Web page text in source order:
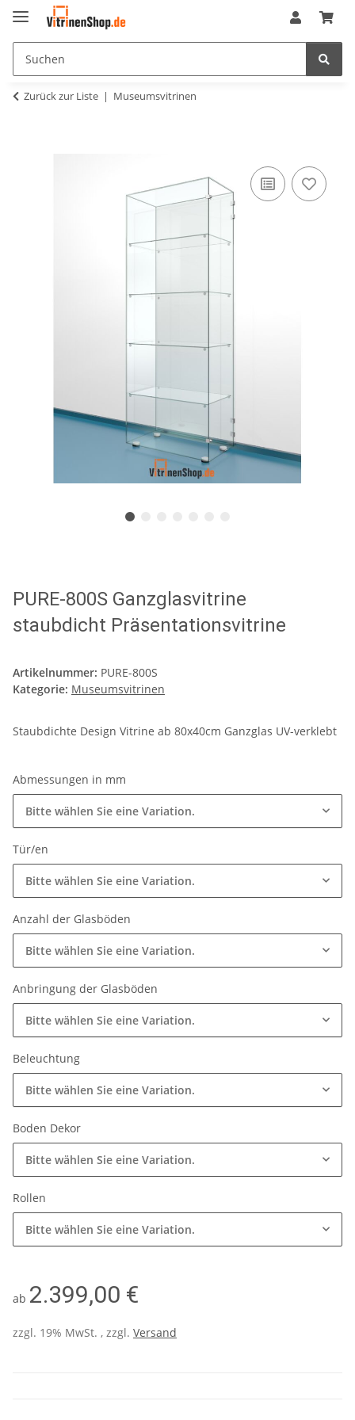
Zurück zur Liste Museumsvitrinen
PURE-800S Ganzglasvitrine
staubdicht Präsentationsvitrine
Artikelnummer: PURE-800S
Kategorie: Museumsvitrinen
Staubdichte Design Vitrine ab 80x40cm Ganzglas UV-verklebt
Abmessungen in mm
Bitte wählen Sie eine Variation.
Tür/en
Bitte wählen Sie eine Variation.
Anzahl der Glasböden
Bitte wählen Sie eine Variation.
Anbringung der Glasböden
Bitte wählen Sie eine Variation.
Beleuchtung
Bitte wählen Sie eine Variation.
Boden Dekor
Bitte wählen Sie eine Variation.
Rollen
Bitte wählen Sie eine Variation.
ab 2.399,00 €
zzgl. 19% MwSt. , zzgl. Versand